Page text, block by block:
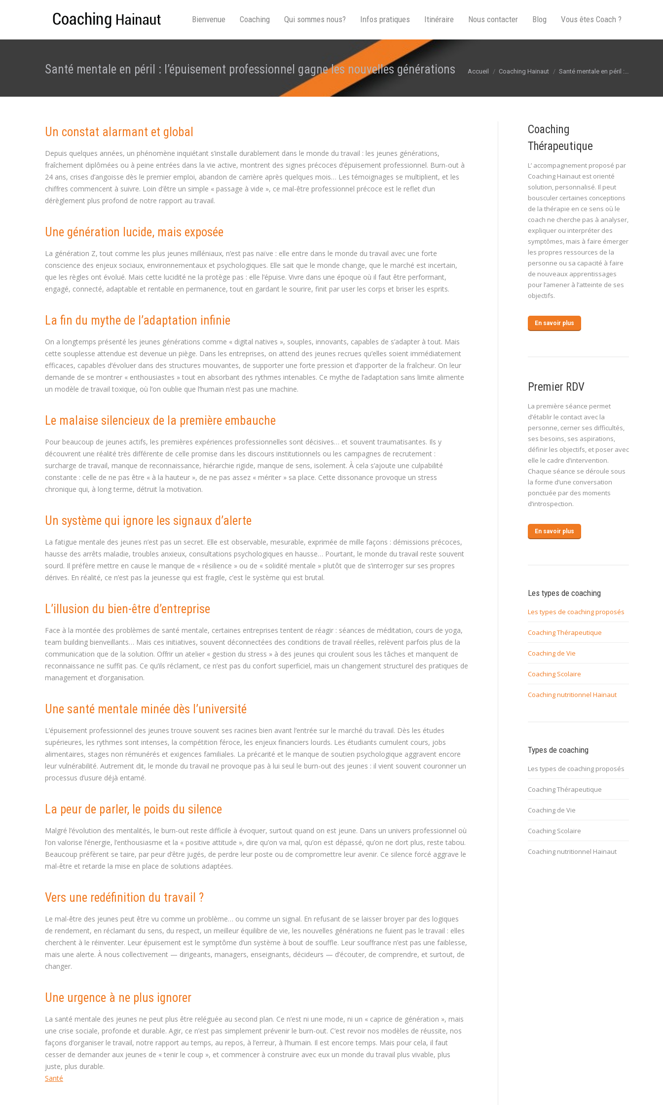
Bienvenue Coaching Qui sommes nous? Infos pratiques Itinéraire Nous contacter Blog Vous êtes Coach ?
Santé mentale en péril : l’épuisement professionnel gagne les nouvelles générations Vous êtes ici :
Accueil Coaching Hainaut Santé mentale en péril :…
Un constat alarmant et global
Depuis quelques années, un phénomène inquiétant s’installe durablement dans le monde du travail : les jeunes générations,
fraîchement diplômées ou à peine entrées dans la vie active, montrent des signes précoces d’épuisement professionnel. Burn-out à
24 ans, crises d’angoisse dès le premier emploi, abandon de carrière après quelques mois… Les témoignages se multiplient, et les
chiffres commencent à suivre. Loin d’être un simple « passage à vide », ce mal-être professionnel précoce est le reflet d’un
dérèglement plus profond de notre rapport au travail.
Une génération lucide, mais exposée
La génération Z, tout comme les plus jeunes milléniaux, n’est pas naïve : elle entre dans le monde du travail avec une forte
conscience des enjeux sociaux, environnementaux et psychologiques. Elle sait que le monde change, que le marché est incertain,
que les règles ont évolué. Mais cette lucidité ne la protège pas : elle l’épuise. Vivre dans une époque où il faut être performant,
engagé, connecté, adaptable et rentable en permanence, tout en gardant le sourire, finit par user les corps et briser les esprits.
La fin du mythe de l’adaptation infinie
On a longtemps présenté les jeunes générations comme « digital natives », souples, innovants, capables de s’adapter à tout. Mais
cette souplesse attendue est devenue un piège. Dans les entreprises, on attend des jeunes recrues qu’elles soient immédiatement
efficaces, capables d’évoluer dans des structures mouvantes, de supporter une forte pression et d’apporter de la fraîcheur. On leur
demande de se montrer « enthousiastes » tout en absorbant des rythmes intenables. Ce mythe de l’adaptation sans limite alimente
un modèle de travail toxique, où l’on oublie que l’humain n’est pas une machine.
Le malaise silencieux de la première embauche
Pour beaucoup de jeunes actifs, les premières expériences professionnelles sont décisives… et souvent traumatisantes. Ils y
découvrent une réalité très différente de celle promise dans les discours institutionnels ou les campagnes de recrutement :
surcharge de travail, manque de reconnaissance, hiérarchie rigide, manque de sens, isolement. À cela s’ajoute une culpabilité
constante : celle de ne pas être « à la hauteur », de ne pas assez « mériter » sa place. Cette dissonance provoque un stress
chronique qui, à long terme, détruit la motivation.
Un système qui ignore les signaux d’alerte
La fatigue mentale des jeunes n’est pas un secret. Elle est observable, mesurable, exprimée de mille façons : démissions précoces,
hausse des arrêts maladie, troubles anxieux, consultations psychologiques en hausse… Pourtant, le monde du travail reste souvent
sourd. Il préfère mettre en cause le manque de « résilience » ou de « solidité mentale » plutôt que de s’interroger sur ses propres
dérives. En réalité, ce n’est pas la jeunesse qui est fragile, c’est le système qui est brutal.
L’illusion du bien-être d’entreprise
Face à la montée des problèmes de santé mentale, certaines entreprises tentent de réagir : séances de méditation, cours de yoga,
team building bienveillants… Mais ces initiatives, souvent déconnectées des conditions de travail réelles, relèvent parfois plus de la
communication que de la solution. Offrir un atelier « gestion du stress » à des jeunes qui croulent sous les tâches et manquent de
reconnaissance ne suffit pas. Ce qu’ils réclament, ce n’est pas du confort superficiel, mais un changement structurel des pratiques de
management et d’organisation.
Une santé mentale minée dès l’université
L’épuisement professionnel des jeunes trouve souvent ses racines bien avant l’entrée sur le marché du travail. Dès les études
supérieures, les rythmes sont intenses, la compétition féroce, les enjeux financiers lourds. Les étudiants cumulent cours, jobs
alimentaires, stages non rémunérés et exigences familiales. La précarité et le manque de soutien psychologique aggravent encore
leur vulnérabilité. Autrement dit, le monde du travail ne provoque pas à lui seul le burn-out des jeunes : il vient souvent couronner un
processus d’usure déjà entamé.
La peur de parler, le poids du silence
Malgré l’évolution des mentalités, le burn-out reste difficile à évoquer, surtout quand on est jeune. Dans un univers professionnel où
l’on valorise l’énergie, l’enthousiasme et la « positive attitude », dire qu’on va mal, qu’on est dépassé, qu’on ne dort plus, reste tabou.
Beaucoup préfèrent se taire, par peur d’être jugés, de perdre leur poste ou de compromettre leur avenir. Ce silence forcé aggrave le
mal-être et retarde la mise en place de solutions adaptées.
Vers une redéfinition du travail ?
Le mal-être des jeunes peut être vu comme un problème… ou comme un signal. En refusant de se laisser broyer par des logiques
de rendement, en réclamant du sens, du respect, un meilleur équilibre de vie, les nouvelles générations ne fuient pas le travail : elles
cherchent à le réinventer. Leur épuisement est le symptôme d’un système à bout de souffle. Leur souffrance n’est pas une faiblesse,
mais une alerte. À nous collectivement — dirigeants, managers, enseignants, décideurs — d’écouter, de comprendre, et surtout, de
changer.
Une urgence à ne plus ignorer
La santé mentale des jeunes ne peut plus être reléguée au second plan. Ce n’est ni une mode, ni un « caprice de génération », mais
une crise sociale, profonde et durable. Agir, ce n’est pas simplement prévenir le burn-out. C’est revoir nos modèles de réussite, nos
façons d’organiser le travail, notre rapport au temps, au repos, à l’erreur, à l’humain. Il est encore temps. Mais pour cela, il faut
cesser de demander aux jeunes de « tenir le coup », et commencer à construire avec eux un monde du travail plus vivable, plus
juste, plus durable.
Santé
Coaching
Thérapeutique
L’ accompagnement proposé par
Coaching Hainaut est orienté
solution, personnalisé. Il peut
bousculer certaines conceptions
de la thérapie en ce sens où le
coach ne cherche pas à analyser,
expliquer ou interpréter des
symptômes, mais à faire émerger
les propres ressources de la
personne ou sa capacité à faire
de nouveaux apprentissages
pour l’amener à l’atteinte de ses
objectifs.
En savoir plus
Premier RDV
La première séance permet
d’établir le contact avec la
personne, cerner ses difficultés,
ses besoins, ses aspirations,
définir les objectifs, et poser avec
elle le cadre d’intervention.
Chaque séance se déroule sous
la forme d’une conversation
ponctuée par des moments
d’introspection.
En savoir plus
Les types de coaching
Les types de coaching proposés
Coaching Thérapeutique
Coaching de Vie
Coaching Scolaire
Coaching nutritionnel Hainaut
Types de coaching
Les types de coaching proposés
Coaching Thérapeutique
Coaching de Vie
Coaching Scolaire
Coaching nutritionnel Hainaut